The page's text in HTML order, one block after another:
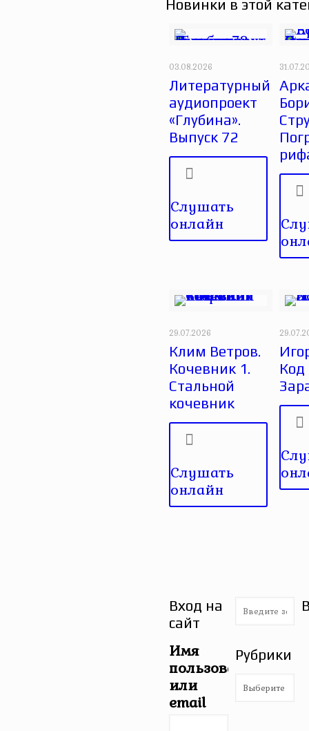
Новинки в этой
03.08.2026
Литературный
аудиопроект
«Глубина».
Выпуск 72
Слушать
онлайн
29.07.2026
Клим Ветров.
Кочевник 1.
Стальной
кочевник
Слушать
онлайн
Код
Вход на
сайт
Имя
пользователя
или
email
Рубрики
Рубрики